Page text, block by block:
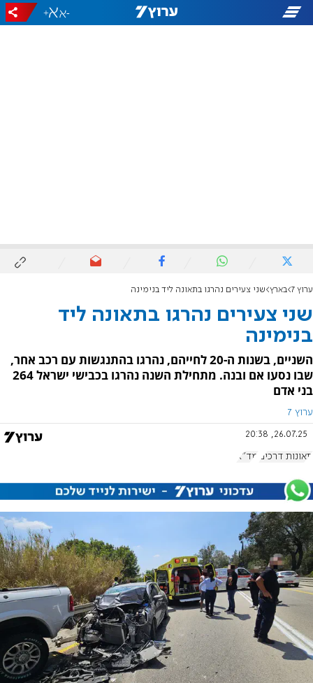
-
+
ערוץ 7 בארץ שני צעירים נהרגו בתאונה ליד בנימינה
שני צעירים נהרגו בתאונה ליד
בנימינה
השניים, בשנות ה-20 לחייהם, נהרגו בהתנגשות עם רכב אחר,
שבו נסעו אם ובנה. מתחילת השנה נהרגו בכבישי ישראל 264
בני אדם
ערוץ 7
26.07.25, 20:38
תאונות דרכים מד"א